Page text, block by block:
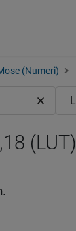
(Numeri)
(LUT)